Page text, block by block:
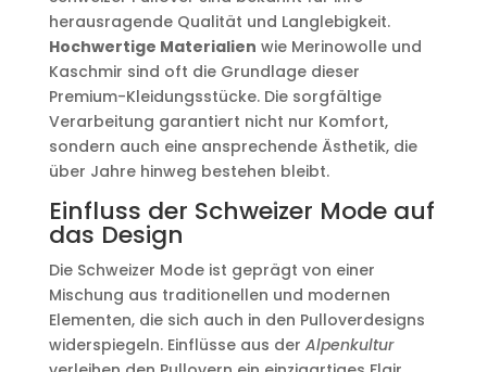
herausragende Qualität und Langlebigkeit.
Hochwertige Materialien wie Merinowolle und
Kaschmir sind oft die Grundlage dieser
Premium-Kleidungsstücke. Die sorgfältige
Verarbeitung garantiert nicht nur Komfort,
sondern auch eine ansprechende Ästhetik, die
über Jahre hinweg bestehen bleibt.
Einfluss der Schweizer Mode auf
das Design
Die Schweizer Mode ist geprägt von einer
Mischung aus traditionellen und modernen
Elementen, die sich auch in den Pulloverdesigns
widerspiegeln. Einflüsse aus der Alpenkultur